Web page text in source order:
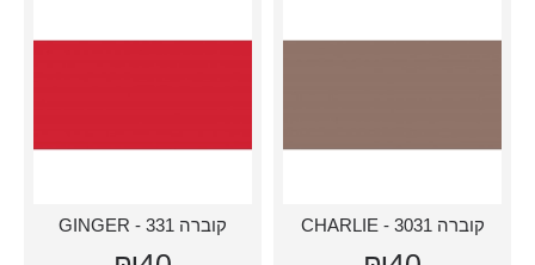
קוברה 3031 - CHARLIE קוברה 331 - GINGER